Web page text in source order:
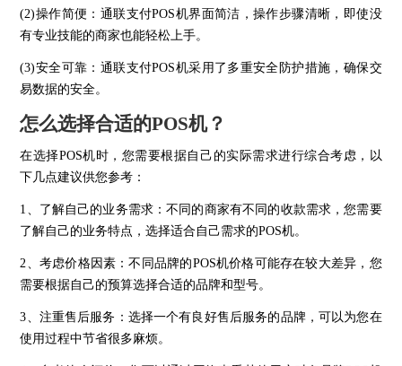
(2)操作简便：通联支付POS机界面简洁，操作步骤清晰，即使没
有专业技能的商家也能轻松上手。
(3)安全可靠：通联支付POS机采用了多重安全防护措施，确保交
易数据的安全。
怎么选择合适的POS机？
在选择POS机时，您需要根据自己的实际需求进行综合考虑，以
下几点建议供您参考：
1、了解自己的业务需求：不同的商家有不同的收款需求，您需要
了解自己的业务特点，选择适合自己需求的POS机。
2、考虑价格因素：不同品牌的POS机价格可能存在较大差异，您
需要根据自己的预算选择合适的品牌和型号。
3、注重售后服务：选择一个有良好售后服务的品牌，可以为您在
使用过程中节省很多麻烦。